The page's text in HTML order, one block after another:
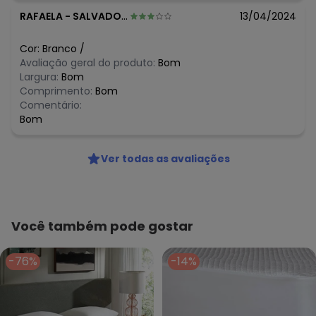
RAFAELA - SALVADOR - BA 13/04/2024
Cor: Branco /
Avaliação geral do produto: Bom
Largura: Bom
Comprimento: Bom
Comentário:
Bom
Ver todas as avaliações
Você também pode gostar
-76% -14%